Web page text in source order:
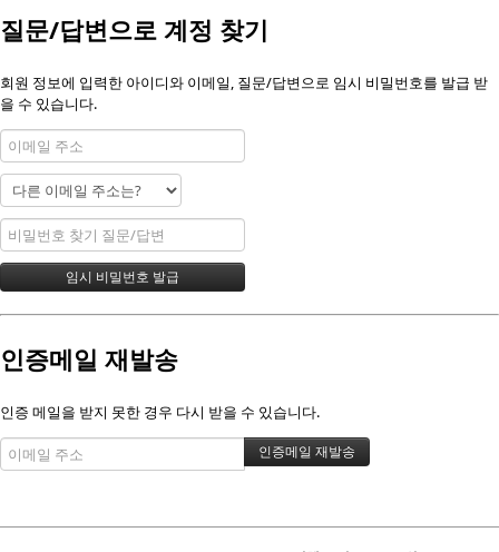
질문/답변으로 계정 찾기
회원 정보에 입력한 아이디와 이메일, 질문/답변으로 임시 비밀번호를 발급 받
을 수 있습니다.
인증메일 재발송
인증 메일을 받지 못한 경우 다시 받을 수 있습니다.